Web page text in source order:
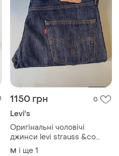
1150 грн 0
Levi's
Оригінальні чоловічі
джинси levi strauss &co
розмір w 36 l32
M і ще 1